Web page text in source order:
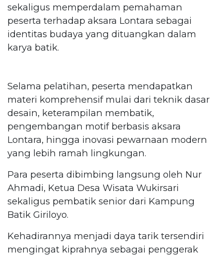
sekaligus memperdalam pemahaman
peserta terhadap aksara Lontara sebagai
identitas budaya yang dituangkan dalam
karya batik.
Selama pelatihan, peserta mendapatkan
materi komprehensif mulai dari teknik dasar
desain, keterampilan membatik,
pengembangan motif berbasis aksara
Lontara, hingga inovasi pewarnaan modern
yang lebih ramah lingkungan.
Para peserta dibimbing langsung oleh Nur
Ahmadi, Ketua Desa Wisata Wukirsari
sekaligus pembatik senior dari Kampung
Batik Giriloyo.
Kehadirannya menjadi daya tarik tersendiri
mengingat kiprahnya sebagai penggerak